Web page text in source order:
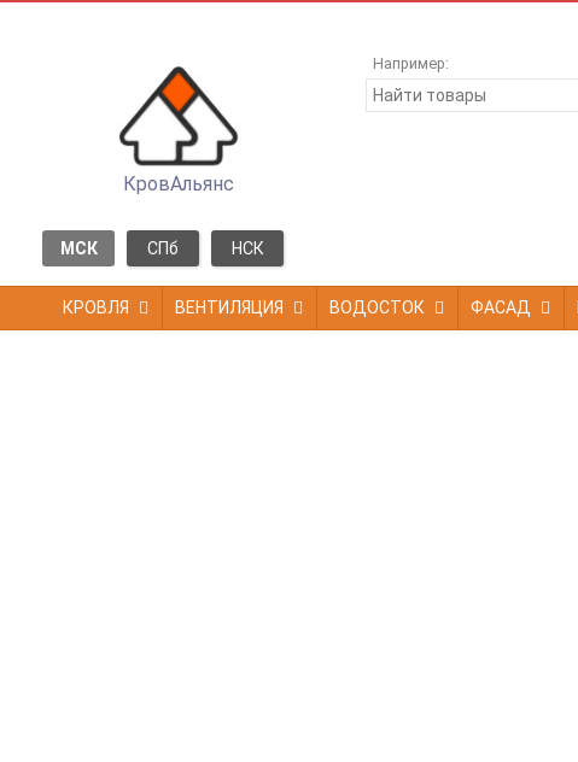
КровАльянс
МСК СПб НСК
Например:
КРОВЛЯ ВЕНТИЛЯЦИЯ ВОДОСТОК ФАСАД